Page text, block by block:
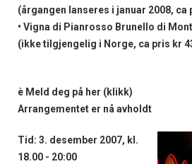
(årgangen lanseres i januar 2008, ca
• Vigna di Pianrosso Brunello di
(ikke tilgjengelig i Norge, ca pris kr
è Meld deg på her (klikk)
Arrangementet er nå avholdt
Tid: 3. desember 2007, kl.
18.00 - 20:00